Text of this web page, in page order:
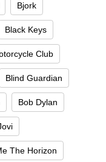
Bjork
Black Keys
Club
Blind Guardian
Bob Dylan
The Horizon